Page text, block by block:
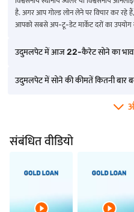
है. अगर आप गोल्ड लोन लेने पर विचार कर रहे
आपको सबसे अप-टू-डेट मार्केट दरों का उपयोग
उदुमलपेट में आज 22-कैरेट सोने का भाव
उदुमलपेट में सोने की कीमतें कितनी बार
संबंधित वीडियो